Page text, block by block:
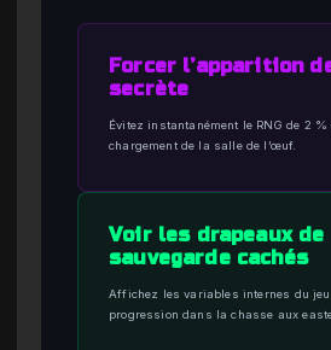
Forcer l’apparition
secrète
Évitez instantanément le RNG de 2
chargement de la salle de l’œuf.
Voir les drapeaux de
sauvegarde cachés
Affichez les variables internes du
progression dans la chasse aux